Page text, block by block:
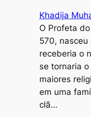
Khadija
O Profeta
570, nasceu
receberia o
se tornaria
maiores
em uma
clã…